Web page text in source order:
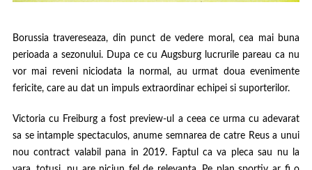
Borussia travereseaza, din punct de vedere moral, cea mai buna
perioada a sezonului. Dupa ce cu Augsburg lucrurile pareau ca nu
vor mai reveni niciodata la normal, au urmat doua evenimente
fericite, care au dat un impuls extraordinar echipei si suporterilor.
Victoria cu Freiburg a fost preview-ul a ceea ce urma cu adevarat
sa se intample spectaculos, anume semnarea de catre Reus a unui
nou contract valabil pana in 2019. Faptul ca va pleca sau nu la